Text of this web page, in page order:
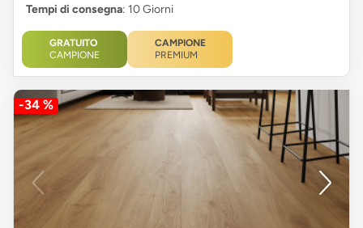
Tempi di consegna: 10 Giorni
GRATUITO
CAMPIONE
CAMPIONE
PREMIUM
-34 %